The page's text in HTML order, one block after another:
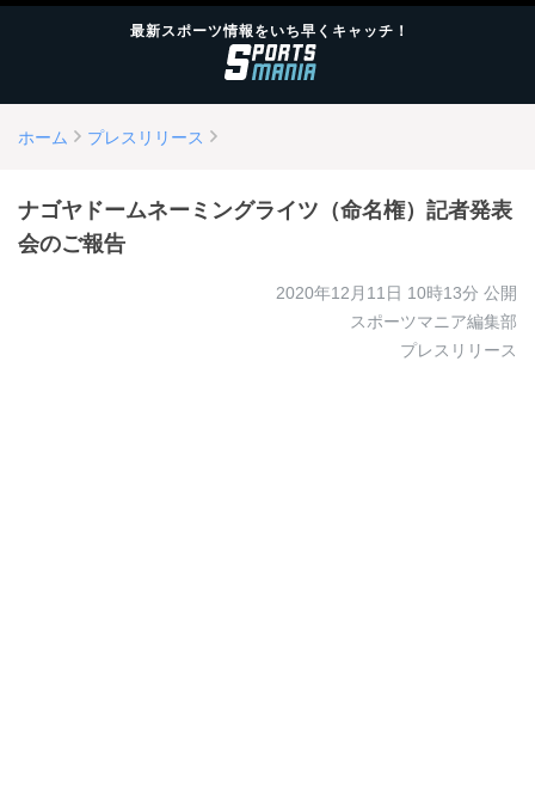
最新スポーツ情報をいち早くキャッチ！
ホーム プレスリリース
ナゴヤドームネーミングライツ（命名権）記者発表
会のご報告
2020年12月11日 10時13分 公開
スポーツマニア編集部
プレスリリース